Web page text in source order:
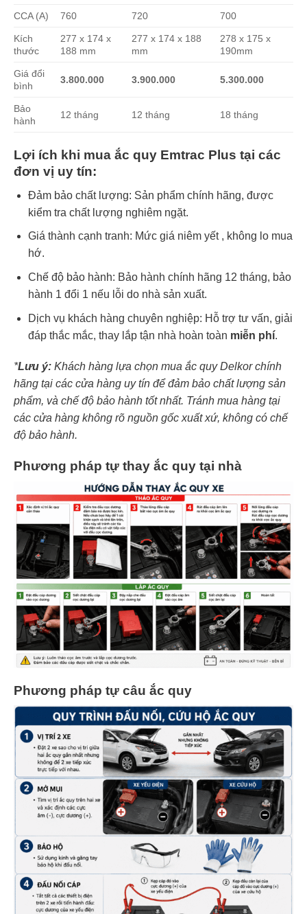
CCA (A) 760 720 700
Kích
thước
277 x 174 x
188 mm
277 x 174 x 188
mm
278 x 175 x
190mm
Giá đổi
bình
3.800.000 3.900.000 5.300.000
Bảo
hành
12 tháng 12 tháng 18 tháng
Lợi ích khi mua ắc quy Emtrac Plus tại các
đơn vị uy tín:
Đảm bảo chất lượng: Sản phẩm chính hãng, được
kiểm tra chất lượng nghiêm ngặt.
Giá thành cạnh tranh: Mức giá niêm yết , không lo mua
hớ.
Chế độ bảo hành: Bảo hành chính hãng 12 tháng, bảo
hành 1 đổi 1 nếu lỗi do nhà sản xuất.
Dịch vụ khách hàng chuyên nghiệp: Hỗ trợ tư vấn, giải
đáp thắc mắc, thay lắp tận nhà hoàn toàn miễn phí.
*Lưu ý: Khách hàng lựa chọn mua ắc quy Delkor chính
hãng tại các cửa hàng uy tín để đảm bảo chất lượng sản
phẩm, và chế độ bảo hành tốt nhất. Tránh mua hàng tại
các cửa hàng không rõ nguồn gốc xuất xứ, không có chế
độ bảo hành.
Phương pháp tự thay ắc quy tại nhà
Phương pháp tự câu ắc quy